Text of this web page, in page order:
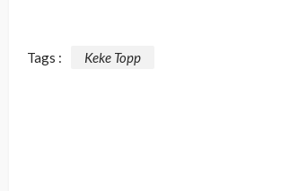
Tags : Keke Topp